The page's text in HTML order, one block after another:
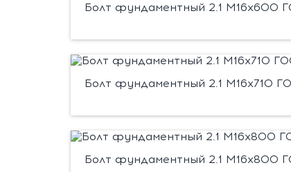
Болт фундаментный 2.1 М16х600
Болт фундаментный 2.1 М16х710
Болт фундаментный 2.1 М16х800